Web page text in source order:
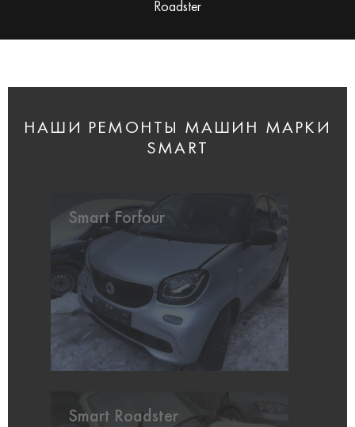
Roadster
НАШИ РЕМОНТЫ МАШИН МАРКИ
SMART
Smart Forfour
Smart Roadster